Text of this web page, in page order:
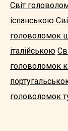
Світ
іспанською
головоломок
італійською
головоломок
головоломок